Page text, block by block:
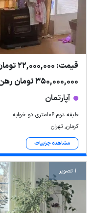
قیمت: 22,000,000 تومان اجاره
350,000,000 تومان رهن
آپارتمان
طبقه دوم ۱۰۶متری دو خوابه
کرمان, تهران
مشاهده جزییات
1 تصویر